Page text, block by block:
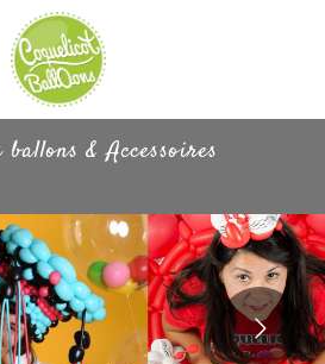
ballons & Accessoires